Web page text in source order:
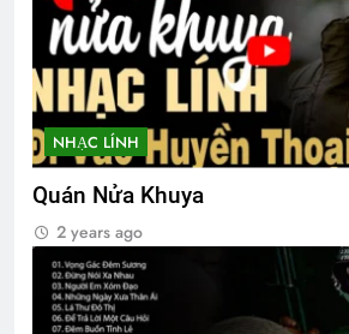
Tâm sự Nguyễn Đức
2 Years Ago
Tâm Thư của Ban
1 Year Ago
MỘT NGÀY MÙA
NHẠC LÍNH
Quán Nửa Khuya
2 years ago